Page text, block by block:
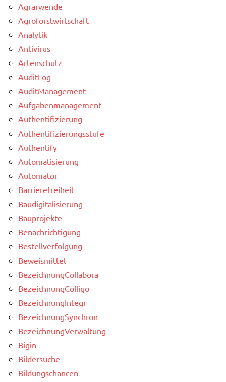
Agrarwende
Agroforstwirtschaft
Analytik
Antivirus
Artenschutz
AuditLog
AuditManagement
Aufgabenmanagement
Authentifizierung
Authentifizierungsstufe
Authentify
Automatisierung
Automator
Barrierefreiheit
Baudigitalisierung
Bauprojekte
Benachrichtigung
Bestellverfolgung
Beweismittel
BezeichnungCollabora
BezeichnungColligo
BezeichnungIntegr
BezeichnungSynchron
BezeichnungVerwaltung
Bigin
Bildersuche
Bildungschancen